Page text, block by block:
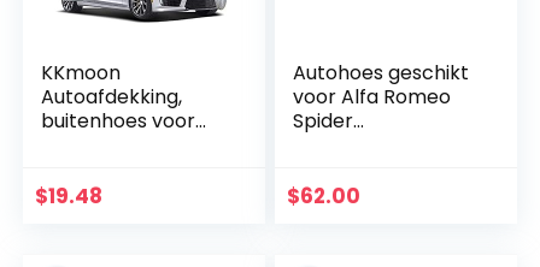
KKmoon
Autoafdekking,
buitenhoes voor
uv-bescherming,
$19.48
Autohoes geschikt
voor Alfa Romeo
Spider
voor de auto,
$62.00